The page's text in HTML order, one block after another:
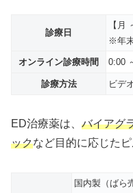
診療日
【月
※年
オンライン診療時間 0:00
診療方法 ビデ
ED治療薬は、 バイアグ
ックなど目的に応じた
国内製（ばら